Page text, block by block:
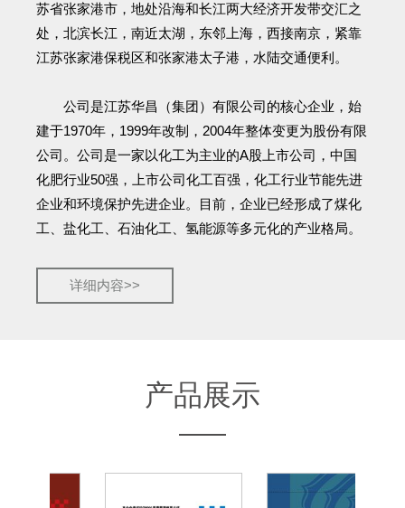
苏省张家港市，地处沿海和长江两大经济开发带交汇之
处，北滨长江，南近太湖，东邻上海，西接南京，紧靠
江苏张家港保税区和张家港太子港，水陆交通便利。
公司是江苏华昌（集团）有限公司的核心企业，始
建于1970年，1999年改制，2004年整体变更为股份有限
公司。公司是一家以化工为主业的A股上市公司，中国
化肥行业50强，上市公司化工百强，化工行业节能先进
企业和环境保护先进企业。目前，企业已经形成了煤化
工、盐化工、石油化工、氢能源等多元化的产业格局。
详细内容>>
产品展示